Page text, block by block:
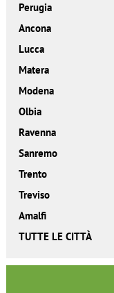
Perugia
Ancona
Lucca
Matera
Modena
Olbia
Ravenna
Sanremo
Trento
Treviso
Amalfi
TUTTE LE CITTÀ